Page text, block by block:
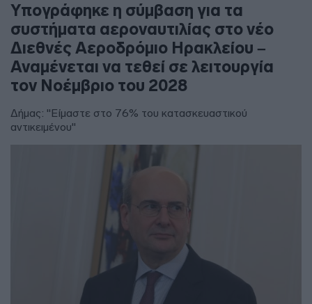
Υπογράφηκε η σύμβαση για τα
συστήματα αεροναυτιλίας στο νέο
Διεθνές Αεροδρόμιο Ηρακλείου –
Αναμένεται να τεθεί σε λειτουργία
τον Νοέμβριο του 2028
Δήμας: "Είμαστε στο 76% του κατασκευαστικού
αντικειμένου"